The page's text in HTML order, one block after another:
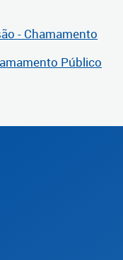
- Chamamento
Público